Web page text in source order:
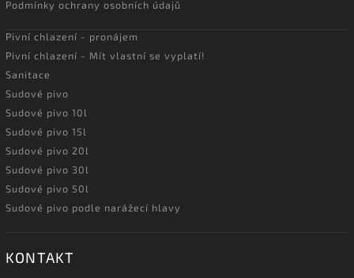
Podmínky ochrany osobních údajů
Pivní chlazení - pronájem
Pivní chlazení - Mít vlastní se vyplatí!
Sanitace
Sudové pivo
Sudové pivo 10l
Sudové pivo 15l
Sudové pivo 20l
Sudové pivo 30l
Sudové pivo 50l
Sudové pivo podle narážecí hlavy
KONTAKT